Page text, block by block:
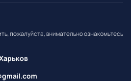
пожалуйста, внимательно ознакомьтесь